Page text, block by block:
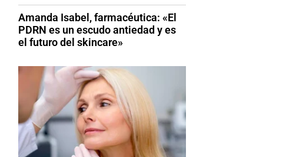
Amanda Isabel, farmacéutica: «El
PDRN es un escudo antiedad y es
el futuro del skincare»